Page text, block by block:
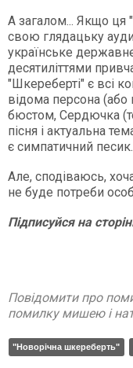
А загалом... Якщо ця
свою глядацьку
українське
десятиліттями
"Шкереберті" є всі
відома персона (або
бюстом, Сердючка
пісня і актуальна
є симпатичний песик.
Але, сподіваюсь,
не буде потреби
Підписуйся на
Повідомити про
помилку мишею і
"Новорічна шкереберть"